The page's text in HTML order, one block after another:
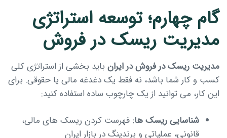
گام چهارم؛ توسعه استراتژی
مدیریت ریسک در فروش
مدیریت ریسک در فروش در ایران باید بخشی از استراتژی کلی
کسب و کار شما باشد، نه فقط یک دغدغه مالی یا حقوقی. برای
این کار، می توانید از یک چارچوب ساده استفاده کنید:
شناسایی ریسک ها: فهرست کردن ریسک های مالی،
قانونی، عملیاتی و برندینگ در بازار ایران